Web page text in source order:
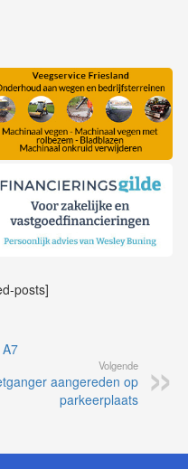
posts]
Volgende
aangereden op
parkeerplaats